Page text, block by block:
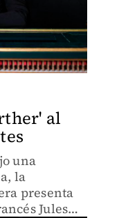
al
una
la
presenta
Jules